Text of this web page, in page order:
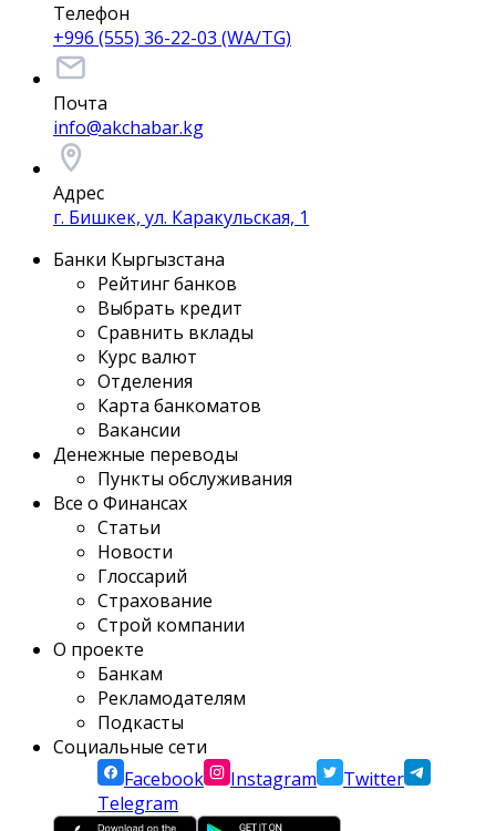
Телефон
+996 (555) 36-22-03 (WA/TG)
Почта
info@akchabar.kg
Адрес
г. Бишкек, ул. Каракульская, 1
Банки Кыргызстана
Рейтинг банков
Выбрать кредит
Сравнить вклады
Курс валют
Отделения
Карта банкоматов
Вакансии
Денежные переводы
Пункты обслуживания
Все о Финансах
Статьи
Новости
Глоссарий
Страхование
Строй компании
О проекте
Банкам
Рекламодателям
Подкасты
Социальные сети
Facebook
Instagram
Twitter
Telegram